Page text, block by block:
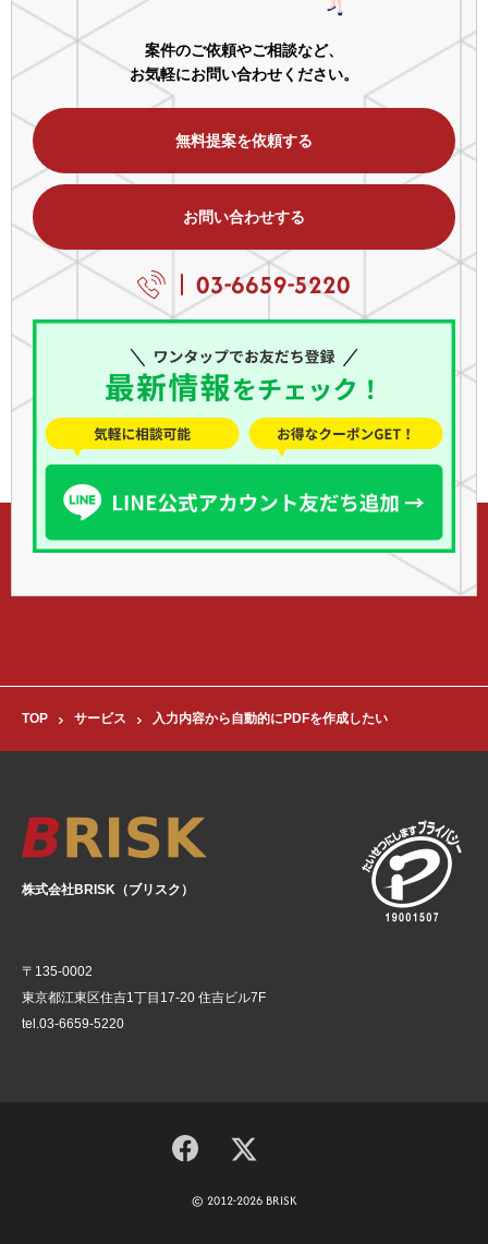
案件のご依頼やご相談など、
お気軽にお問い合わせください。
無料提案を依頼する
お問い合わせする
03-6659-5220
TOP サービス 入力内容から自動的にPDFを作成したい
株式会社BRISK（ブリスク）
〒135-0002
東京都江東区住吉1丁目17-20 住吉ビル7F
tel.03-6659-5220
© 2012-2026 BRISK